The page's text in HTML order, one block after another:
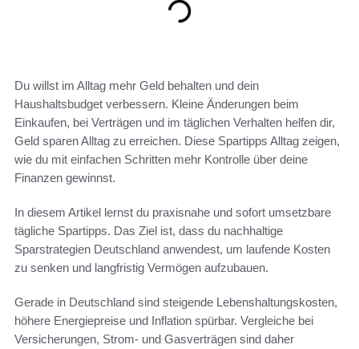
Du willst im Alltag mehr Geld behalten und dein
Haushaltsbudget verbessern. Kleine Änderungen beim
Einkaufen, bei Verträgen und im täglichen Verhalten helfen dir,
Geld sparen Alltag zu erreichen. Diese Spartipps Alltag zeigen,
wie du mit einfachen Schritten mehr Kontrolle über deine
Finanzen gewinnst.
In diesem Artikel lernst du praxisnahe und sofort umsetzbare
tägliche Spartipps. Das Ziel ist, dass du nachhaltige
Sparstrategien Deutschland anwendest, um laufende Kosten
zu senken und langfristig Vermögen aufzubauen.
Gerade in Deutschland sind steigende Lebenshaltungskosten,
höhere Energiepreise und Inflation spürbar. Vergleiche bei
Versicherungen, Strom- und Gasverträgen sind daher